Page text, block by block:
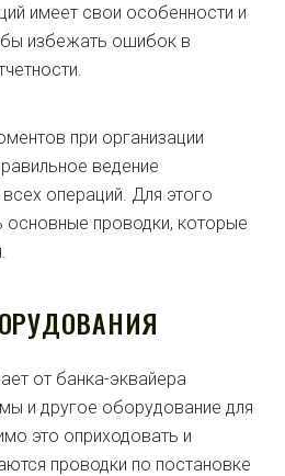
имеет свои особенности и
избежать ошибок в
при организации
ведение
операций. Для этого
основные проводки, которые
от банка-эквайера
и другое оборудование для
это оприходовать и
проводки по постановке